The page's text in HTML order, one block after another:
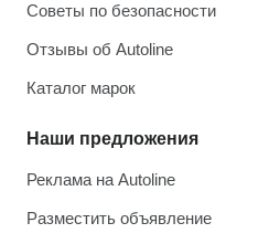
Советы по безопасности
Отзывы об Autoline
Каталог марок
Наши предложения
Реклама на Autoline
Разместить объявление